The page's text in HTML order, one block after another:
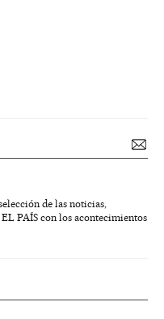
de las noticias,
PAÍS con los acontecimientos